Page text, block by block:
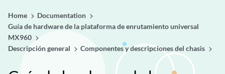
Home
Documentation
Guía de hardware de la plataforma de enrutamiento universal
MX960
Descripción general
Componentes y descripciones del chasis